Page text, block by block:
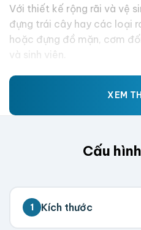
Với thiết kế rộng rãi và vệ
đựng trái cây hay các loại
hoặc đựng đồ mặn, cơm
và sinh viên.
XEM
Cấu
1 Kích thước